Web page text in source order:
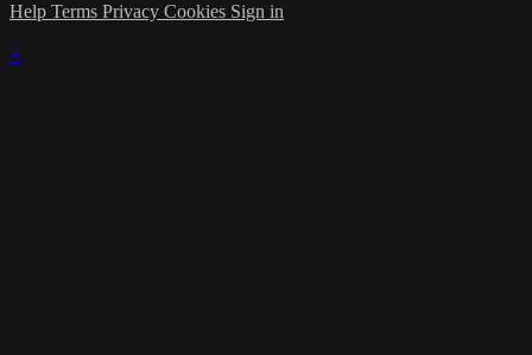
Help Terms Privacy Cookies Sign in
×